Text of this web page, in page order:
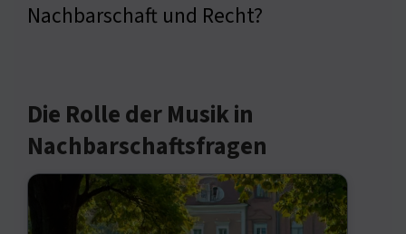
Nachbarschaft und Recht?
Die Rolle der Musik in
Nachbarschaftsfragen